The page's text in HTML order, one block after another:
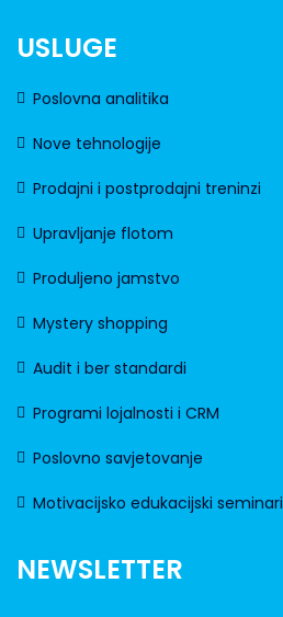
USLUGE
Poslovna analitika
Nove tehnologije
Prodajni i postprodajni treninzi
Upravljanje flotom
Produljeno jamstvo
Mystery shopping
Audit i ber standardi
Programi lojalnosti i CRM
Poslovno savjetovanje
Motivacijsko edukacijski seminari
NEWSLETTER